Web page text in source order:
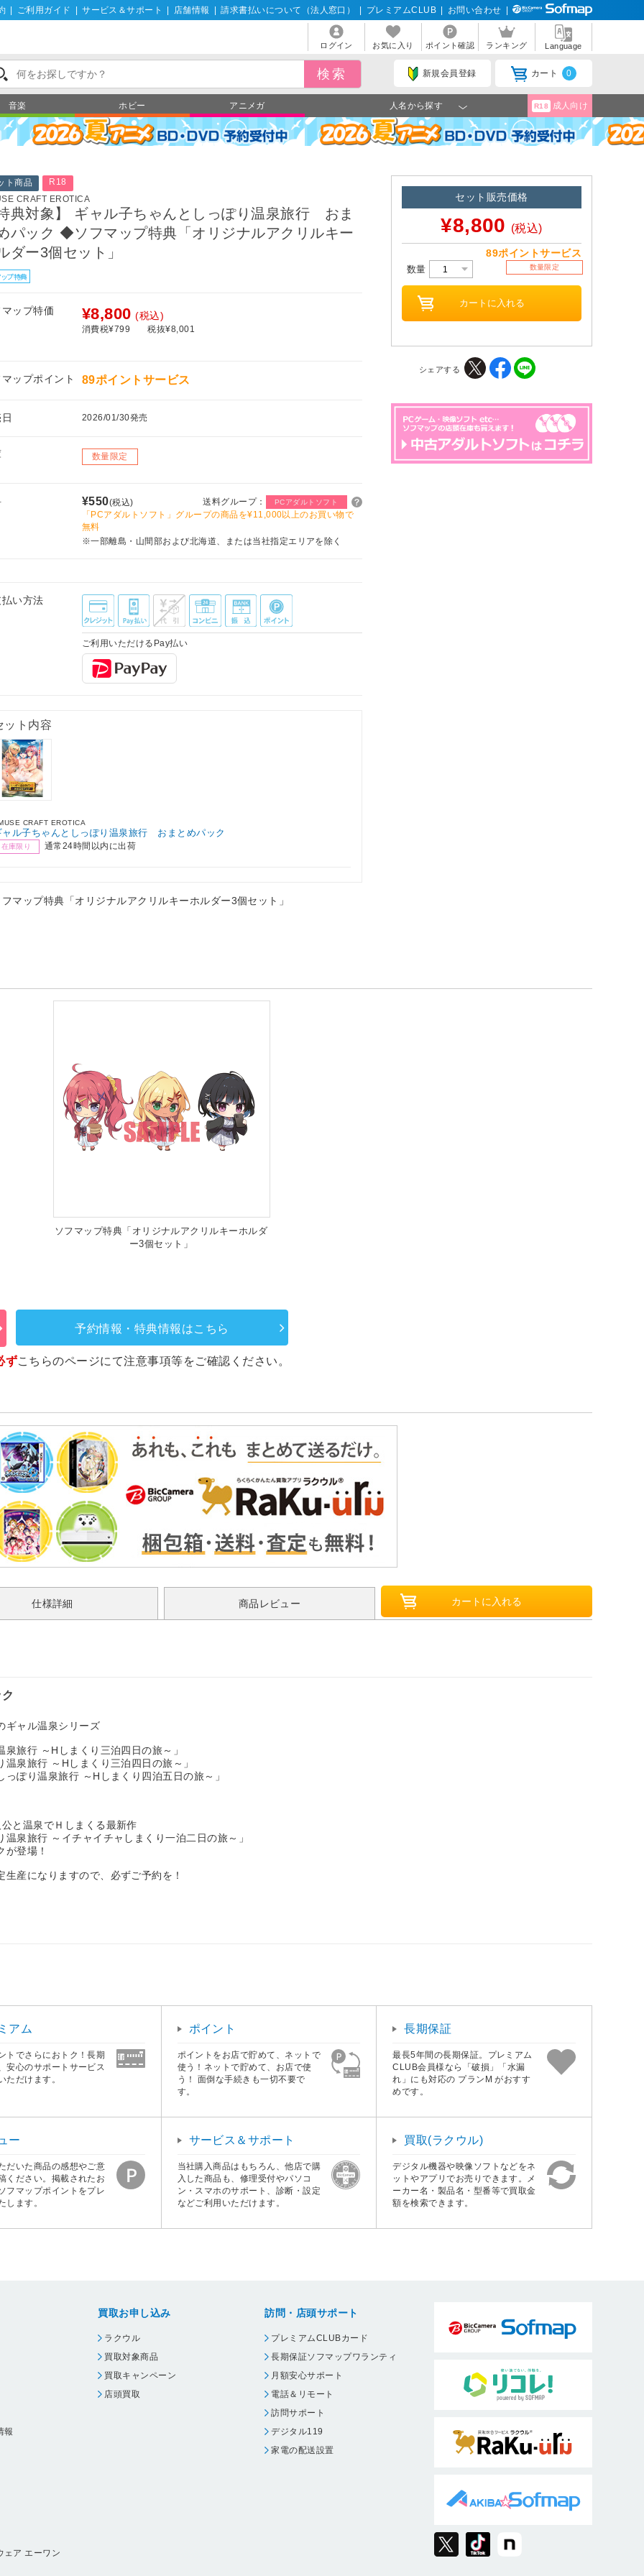
ご利用ガイド サービス＆サポート 店舗情報 請求書払いについて（法人窓口） プレミアムCLUB お問い合わせ
ログイン お気に入り ポイント確認 ランキング Language
新規会員登録 カート 0
音楽 ホビー アニメガ 人名から探す R18 成人向け
ト商品
R18
CRAFT EROTICA
典対象】 ギャル子ちゃんとしっぽり温泉旅行 おま
パック ◆ソフマップ特典「オリジナルアクリルキー
ダー3個セット」
ップ特典
ップ特価 ¥8,800 (税込)
消費税¥799 税抜¥8,001
ップポイント 89ポイントサービス
2026/01/30発売
数量限定
¥550(税込) 送料グループ： PCアダルトソフト
「PCアダルトソフト」グループの商品を¥11,000以上のお買い物で
無料
※一部離島・山間部および北海道、または当社指定エリアを除く
い方法
ご利用いただけるPay払い
ット内容
CRAFT EROTICA
ャル子ちゃんとしっぽり温泉旅行 おまとめパック
在庫限り 通常24時間以内に出荷
マップ特典「オリジナルアクリルキーホルダー3個セット」
セット販売価格
¥8,800 (税込)
89ポイントサービス
数量 数量限定
シェアする
ソフマップ特典「オリジナルアクリルキーホルダ
ー3個セット」
予約情報・特典情報はこちら
ずこちらのページにて注意事項等をご確認ください。
仕様詳細 商品レビュー
ギャル温泉シリーズ
旅行 ～Hしまくり三泊四日の旅～」
泉旅行 ～Hしまくり三泊四日の旅～」
ぽり温泉旅行 ～Hしまくり四泊五日の旅～」
と温泉でＨしまくる最新作
泉旅行 ～イチャイチャしまくり一泊二日の旅～」
登場！
産になりますので、必ずご予約を！
アム
トでさらにおトク！長期
安心のサポートサービス
ただけます。
ポイント
ポイントをお店で貯めて、ネットで
使う！ネットで貯めて、お店で使
う！ 面倒な手続きも一切不要で
す。
長期保証
最長5年間の長期保証。プレミアム
CLUB会員様なら「破損」「水漏
れ」にも対応の プランM がおすす
めです。
ー
だいた商品の感想やご意
ください。掲載されたお
フマップポイントをプレ
します。
サービス＆サポート
当社購入商品はもちろん、他店で購
入した商品も、修理受付やパソコ
ン・スマホのサポート、診断・設定
などご利用いただけます。
買取(ラクウル)
デジタル機器や映像ソフトなどをネ
ットやアプリでお売りできます。メ
ーカー名・製品名・型番等で買取金
額を検索できます。
報
ェア エーワン
買取お申し込み
ラクウル
買取対象商品
買取キャンペーン
店頭買取
訪問・店頭サポート
プレミアムCLUBカード
長期保証ソフマップワランティ
月額安心サポート
電話＆リモート
訪問サポート
デジタル119
家電の配送設置